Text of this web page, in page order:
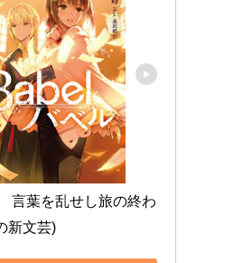
言葉を乱せし旅の終わ
新文芸)